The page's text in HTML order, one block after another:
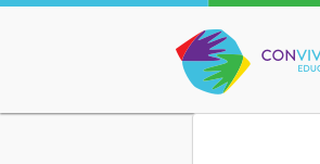
Conviva Educação